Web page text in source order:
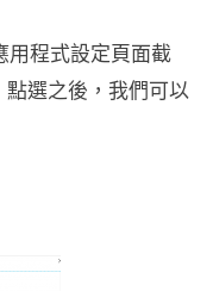
用程式設定頁面截
點選之後，我們可以